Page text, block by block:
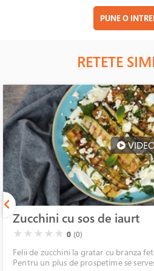
PUNE O
RETETE
Zucchini cu sos de iaurt
( )
★ ( )
★ ( )
★ ( )
★ ( )
★ 0 (0)
Felii de zucchini la gratar cu branza
Pentru un plus de prospetime se